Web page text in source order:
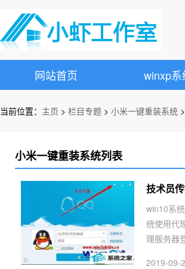
网站首页 winxp系
当前位置： 主页 > 栏目专题 > 小米一键重装系统 >
小米一键重装系统列表
技术员
win10系
统使用代
理服务器
2019-09-